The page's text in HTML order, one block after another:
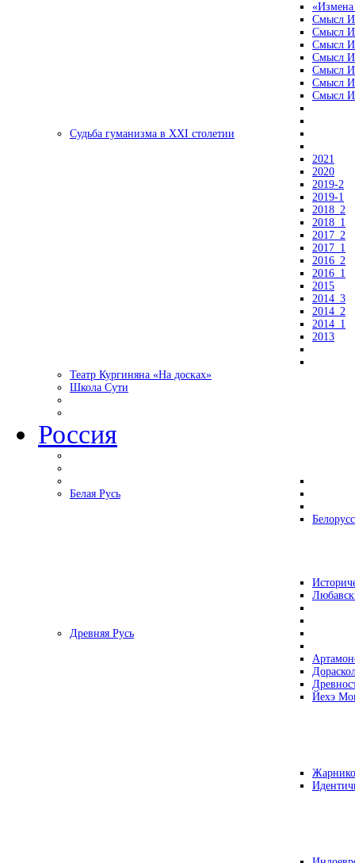
«Измена
Смысл
Смысл
Смысл
Смысл
Смысл
Смысл
Смысл
Судьба гуманизма в XXI столетии
2021
2020
2019-2
2019-1
2018_2
2018_1
2017_2
2017_1
2016_2
2016_1
2015
2014_3
2014_2
2014_1
2013
Театр Кургиняна «На досках»
Школа Сути
Россия
Белая Русь
Древняя Русь
Йехэ